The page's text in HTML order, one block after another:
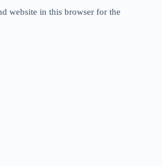
website in this browser for the